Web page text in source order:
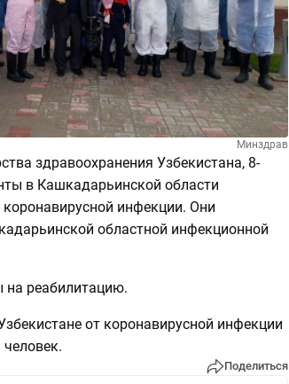
Минздрав
здравоохранения Узбекистана, 8-
в Кашкадарьинской области
инфекции. Они
областной инфекционной
на реабилитацию.
от коронавирусной инфекции
Поделиться